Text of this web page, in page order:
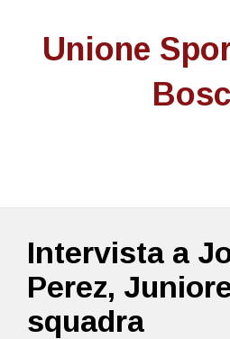
Unione
Intervista a
Perez,
squadra